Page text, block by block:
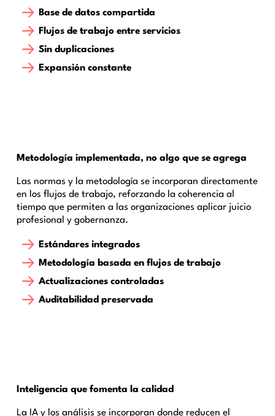
Base de datos compartida
Flujos de trabajo entre servicios
Sin duplicaciones
Expansión constante
Metodología implementada, no algo que se agrega
Las normas y la metodología se incorporan directamente
en los flujos de trabajo, reforzando la coherencia al
tiempo que permiten a las organizaciones aplicar juicio
profesional y gobernanza.
Estándares integrados
Metodología basada en flujos de trabajo
Actualizaciones controladas
Auditabilidad preservada
Inteligencia que fomenta la calidad
La IA y los análisis se incorporan donde reducen el